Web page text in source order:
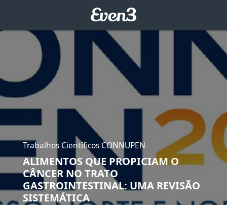
Trabalhos Científicos CONNUPEN
ALIMENTOS QUE PROPICIAM O
CÂNCER NO TRATO
GASTROINTESTINAL: UMA REVISÃO
SISTEMÁTICA